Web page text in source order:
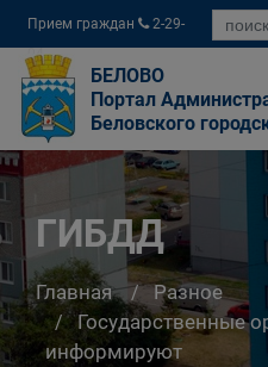
Прием граждан
2-29-
04
БЕЛОВО
Портал
Беловского
ГИБДД
Главная
Разное
Государственные
информируют